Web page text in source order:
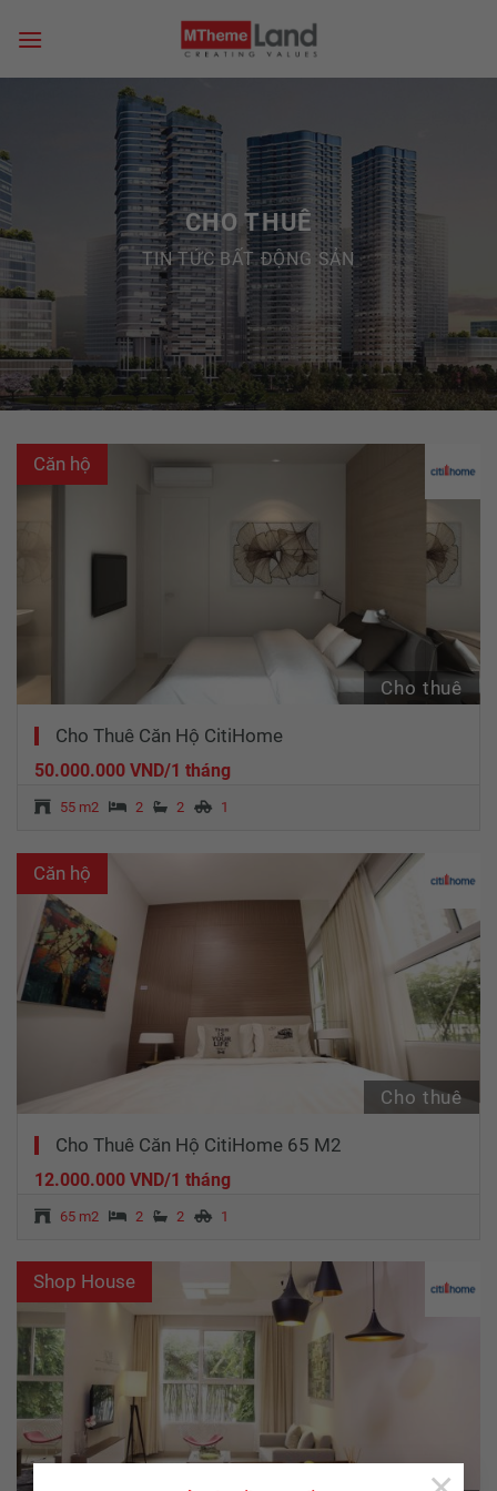
CHO THUÊ
TIN TỨC BẤT ĐỘNG SẢN
Cho thuê
Cho Thuê Căn Hộ CitiHome
Căn hộ
50.000.000 VND/1 tháng
55 m2 2 2 1
Cho thuê
Cho Thuê Căn Hộ CitiHome 65 M2
Căn hộ
12.000.000 VND/1 tháng
65 m2 2 2 1
Shop House